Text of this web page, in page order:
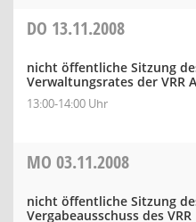
DO 13.11.2008
nicht öffentliche Sitzung
Verwaltungsrates der VRR
13:00-14:00 Uhr
MO 03.11.2008
nicht öffentliche Sitzung
Vergabeausschuss des VRR